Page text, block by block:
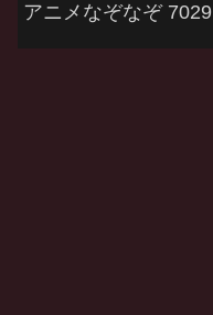
アニメなぞなぞ 7029